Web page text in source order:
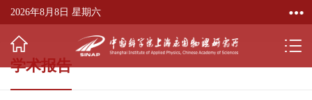
2026年8月8日 星期六
学术报告